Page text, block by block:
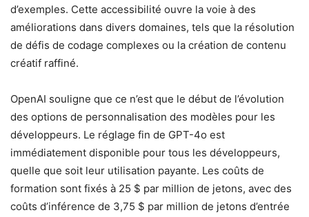
d’exemples. Cette accessibilité ouvre la voie à des
améliorations dans divers domaines, tels que la résolution
de défis de codage complexes ou la création de contenu
créatif raffiné.
OpenAI souligne que ce n’est que le début de l’évolution
des options de personnalisation des modèles pour les
développeurs. Le réglage fin de GPT-4o est
immédiatement disponible pour tous les développeurs,
quelle que soit leur utilisation payante. Les coûts de
formation sont fixés à 25 $ par million de jetons, avec des
coûts d’inférence de 3,75 $ par million de jetons d’entrée